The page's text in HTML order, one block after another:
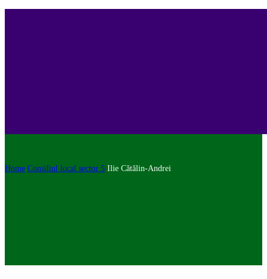
Home Consiliul local sector 5 Ilie Cătălin-Andrei